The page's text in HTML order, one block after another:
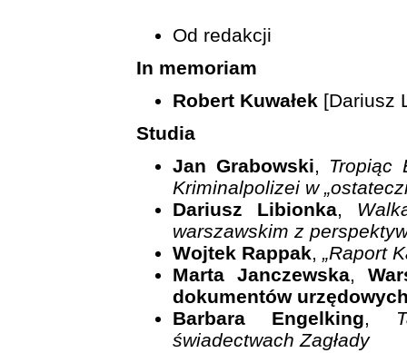
Od redakcji
In memoriam
Robert Kuwałek [Dariusz
Studia
Jan Grabowski, Tropiąc
Kriminalpolizei w
Dariusz Libionka,
warszawskim z
Wojtek Rappak, „Raport
Marta Janczewska,
dokumentów
Barbara Engelking,
świadectwach Zagłady